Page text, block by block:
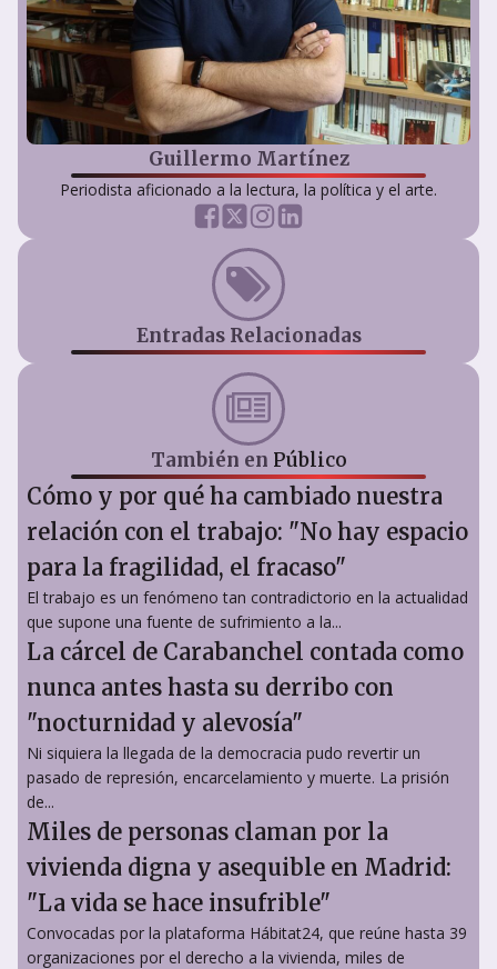
Guillermo Martínez
Periodista aficionado a la lectura, la política y el arte.
Entradas Relacionadas
También en Público
Cómo y por qué ha cambiado nuestra
relación con el trabajo: "No hay espacio
para la fragilidad, el fracaso"
El trabajo es un fenómeno tan contradictorio en la actualidad
que supone una fuente de sufrimiento a la...
La cárcel de Carabanchel contada como
nunca antes hasta su derribo con
"nocturnidad y alevosía"
Ni siquiera la llegada de la democracia pudo revertir un
pasado de represión, encarcelamiento y muerte. La prisión
de...
Miles de personas claman por la
vivienda digna y asequible en Madrid:
"La vida se hace insufrible"
Convocadas por la plataforma Hábitat24, que reúne hasta 39
organizaciones por el derecho a la vivienda, miles de